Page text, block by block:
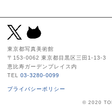
東京都写真美術館
〒153-0062 東京都目黒区三田1-13-3
恵比寿ガーデンプレイス内
TEL 03-3280-0099
プライバシーポリシー
© 2020